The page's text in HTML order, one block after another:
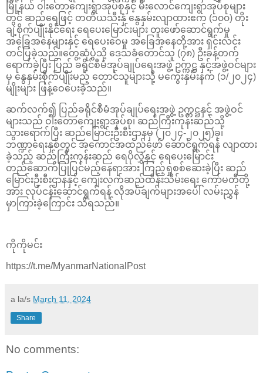
မြို့နယ် ဝါးတောကျေးရွာအုပ်စုနှင့် မီးလောင်ကျေးရွာအုပ်စုများ
တွင် ဆည်ရေဖြင့် တတိယသီးနှံ နွေနှမ်းလျာထားဧက (၁၀၀) တိုး
ချဲ့စိုက်ပျိုးနိုင်ရေး ရေပေးမြောင်းများ တူးဖော်ဆောင်ရွက်မှု
အခြေအနေများနှင့် ရေပေးဝေမှု အခြေအနေတို့အား ရှင်းလင်း
တင်ပြခဲ့သည်။တွေ့ဆုံပွဲသို့ ဒေသခံတောင်သူ (၇၈) ဦးခန့်တက်
ရောက်ခဲ့ပြီး ပြည် ခရိုင်စီမံအုပ်ချုပ်ရေးအဖွဲ့ ဥက္ကဋ္ဌ နှင့်အဖွဲ့ဝင်များ
မှ နွေနှမ်းစိုက်ပျိုးမည့် တောင်သူများသို့ မကွေးနှမ်းနက် (၁/၂၀၂၄)
မျိုးများ ဖြန့်ဝေပေးခဲ့သည်။
ဆက်လက်၍ ပြည်ခရိုင်စီမံအုပ်ချုပ်ရေးအဖွဲ့ ဥက္ကဋ္ဌနှင့် အဖွဲ့ဝင်
များသည် ဝါးတောကျေးရွာအုပ်စု၊ ဆည်ကြီးကုန်းဆည်သို့
သွားရောက်ပြီး ဆည်မြောင်းဦးစီးဌာနမှ (၂၀၂၄-၂၀၂၅)ခု၊
ဘဏ္ဍာရေးနှစ်တွင် အကောင်အထည်ဖော် ဆောင်ရွက်ရန် လျာထား
ခဲ့သည့် ဆည်ကြီးကုန်းဆည် ရေပိုလွှဲနှင့် ရေပေးမြောင်း
တည်ဆောက်ပြုပြင်မည့်နေရာအား ကြည့်ရှုစစ်ဆေးခဲ့ပြီး ဆည်
မြောင်းဦးစီးဌာနနှင့် ကျေးလက်ဆည်ထိန်းသိမ်းရေး ကော်မတီတို့
အား လုပ်ငန်းဆောင်ရွက်ရန် လိုအပ်ချက်များအပေါ် လမ်းညွှန်
မှာကြားခဲ့ကြောင်း သိရသည်။
ကိုကိုမင်း
https://t.me/MyanmarNationalPost
a la/s March 11, 2024
Share
No comments: